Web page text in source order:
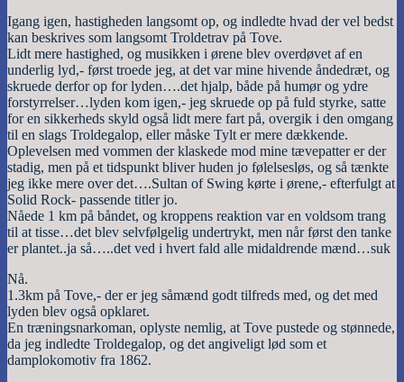
Igang igen, hastigheden langsomt op, og indledte hvad der vel bedst
kan beskrives som langsomt Troldetrav på Tove.
Lidt mere hastighed, og musikken i ørene blev overdøvet af en
underlig lyd,- først troede jeg, at det var mine hivende åndedræt, og
skruede derfor op for lyden….det hjalp, både på humør og ydre
forstyrrelser…lyden kom igen,- jeg skruede op på fuld styrke, satte
for en sikkerheds skyld også lidt mere fart på, overgik i den omgang
til en slags Troldegalop, eller måske Tylt er mere dækkende.
Oplevelsen med vommen der klaskede mod mine tævepatter er der
stadig, men på et tidspunkt bliver huden jo følelsesløs, og så tænkte
jeg ikke mere over det….Sultan of Swing kørte i ørene,- efterfulgt at
Solid Rock- passende titler jo.
Nåede 1 km på båndet, og kroppens reaktion var en voldsom trang
til at tisse…det blev selvfølgelig undertrykt, men når først den tanke
er plantet..ja så…..det ved i hvert fald alle midaldrende mænd…suk
Nå.
1.3km på Tove,- der er jeg såmænd godt tilfreds med, og det med
lyden blev også opklaret.
En træningsnarkoman, oplyste nemlig, at Tove pustede og stønnede,
da jeg indledte Troldegalop, og det angiveligt lød som et
damplokomotiv fra 1862.